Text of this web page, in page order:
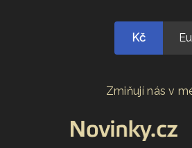
Kč
Zmiňují nás v